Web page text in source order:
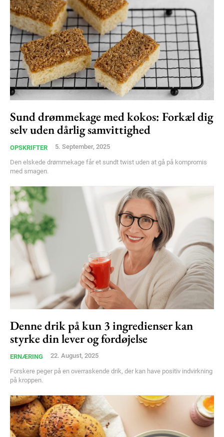
Subscription Plans
Free limited access
Gratis / forever
Etiam est nibh, lobortis sit
Praesent euismod ac
Ut mollis pellentesque tortor
Sund drømmekage med kokos: Forkæl dig
selv uden dårlig samvittighed
OPSKRIFTER 5. September, 2025
Den elskede drømmekage får et sundt twist uden at gå på kompromis
med smagen.
Denne drik på kun 3 ingredienser kan
styrke din lever og fordøjelse
ERNÆRING 22. August, 2025
Forskere peger på en overraskende drik, der kan have positiv indvirkning
på kroppen.